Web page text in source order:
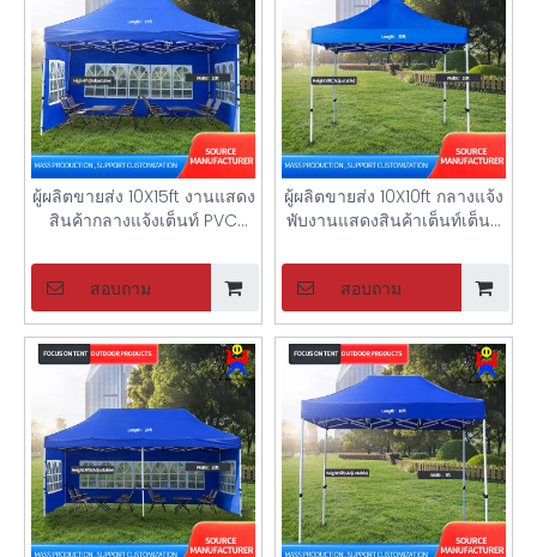
ผู้ผลิตขายส่ง 10X15ft งานแสดง
สินค้ากลางแจ้งเต็นท์ PVC
สอบถาม
ผู้ผลิตขายส่ง 10X10ft กลางแจ้ง
พับงานแสดงสินค้าเต็นท์เต็นท์
สอบถาม